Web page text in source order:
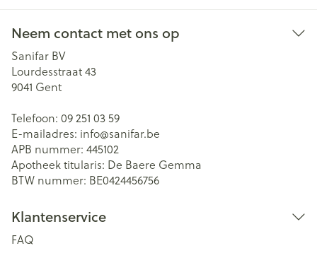
Neem contact met ons op
Sanifar BV
Lourdesstraat 43
9041 Gent
Telefoon: 09 251 03 59
E-mailadres: info@sanifar.be
APB nummer: 445102
Apotheek titularis: De Baere Gemma
BTW nummer: BE0424456756
Klantenservice
FAQ